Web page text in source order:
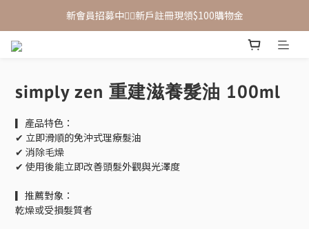
新會員招募中🙋‍♂️新戶註冊現領$100購物金
新會員招募中🙋‍♂️新戶註冊現領$100購物金
simply zen 重建滋養髮油 100ml
▎產品特色：
✔ 立即滑順的免沖式理療髮油
✔ 消除毛燥
✔ 使用後能立即改善頭髮外觀與光澤度
▎推薦對象：
乾燥或受損髮質者